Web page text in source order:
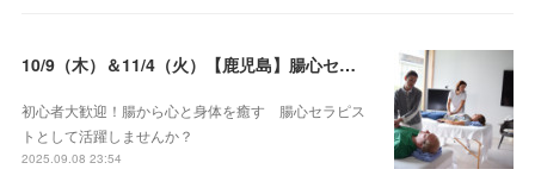
10/9（木）＆11/4（火）【鹿児島】腸心セラピスト養成コース《２日間コース》開講決定
初心者大歓迎！腸から心と身体を癒す 腸心セラピス
トとして活躍しませんか？
2025.09.08 23:54